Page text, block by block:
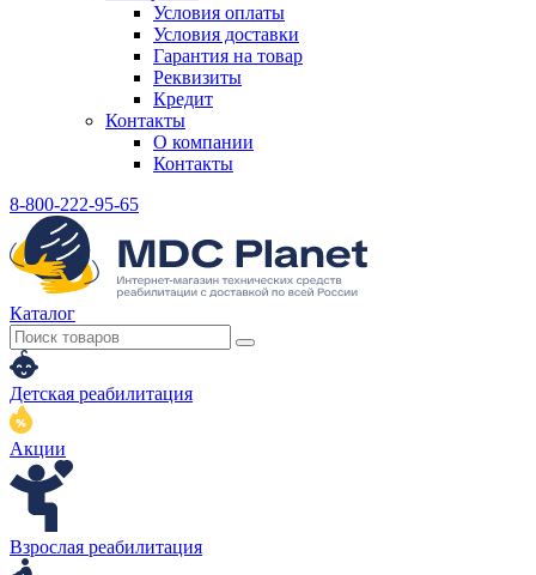
Условия оплаты
Условия доставки
Гарантия на товар
Реквизиты
Кредит
Контакты
О компании
Контакты
8-800-222-95-65
Каталог
Детская реабилитация
Акции
Взрослая реабилитация